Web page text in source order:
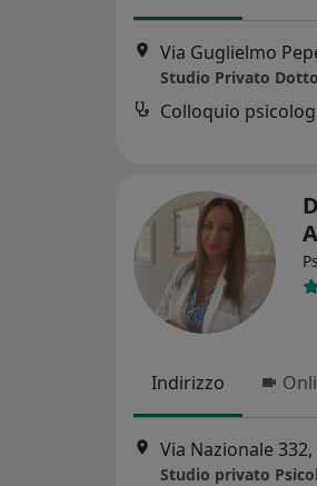
Studio Privato
Colloquio
Indirizzo
Via Nazionale
Studio privato